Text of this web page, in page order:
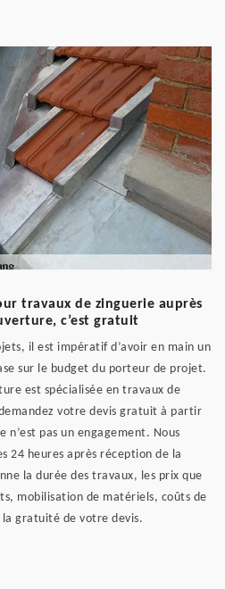
travaux de zinguerie auprès
c’est gratuit
il est impératif d’avoir en main un
sur le budget du porteur de projet.
est spécialisée en travaux de
votre devis gratuit à partir
n’est pas un engagement. Nous
24 heures après réception de la
la durée des travaux, les prix que
mobilisation de matériels, coûts de
gratuité de votre devis.